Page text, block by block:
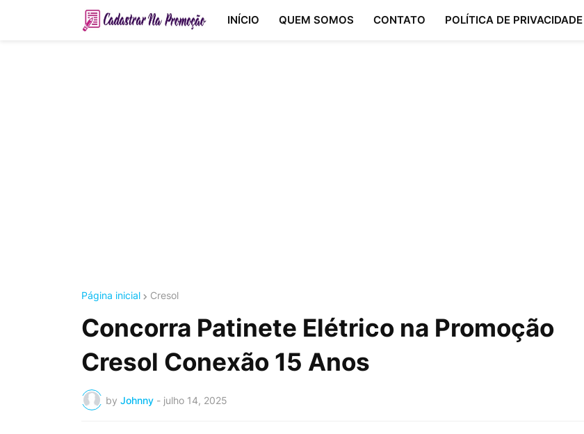
INÍCIO QUEM SOMOS CONTATO POLÍTICA DE PRIVACIDADE
Página inicial Cresol
Concorra Patinete Elétrico na Promoção
Cresol Conexão 15 Anos
by Johnny - julho 14, 2025